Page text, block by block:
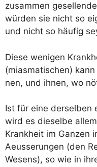
zusam­men
wür­den sie nicht so
und nicht so häu­fig
Die­se weni­gen
(mias­ma­ti­schen)
nen, und ihnen, wo
Ist für eine der­sel­ben
wird es die­sel­be
Krank­heit im Gan­zen
Aeus­se­run­gen (den
Wesens), so wie in